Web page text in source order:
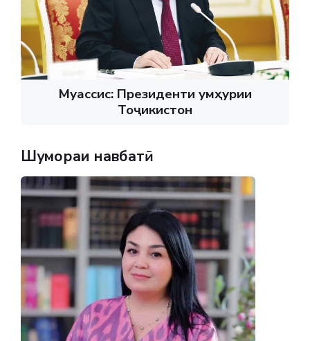
Муассис: Президенти Ҷумҳурии
Тоҷикистон
Шумораи навбатӣ